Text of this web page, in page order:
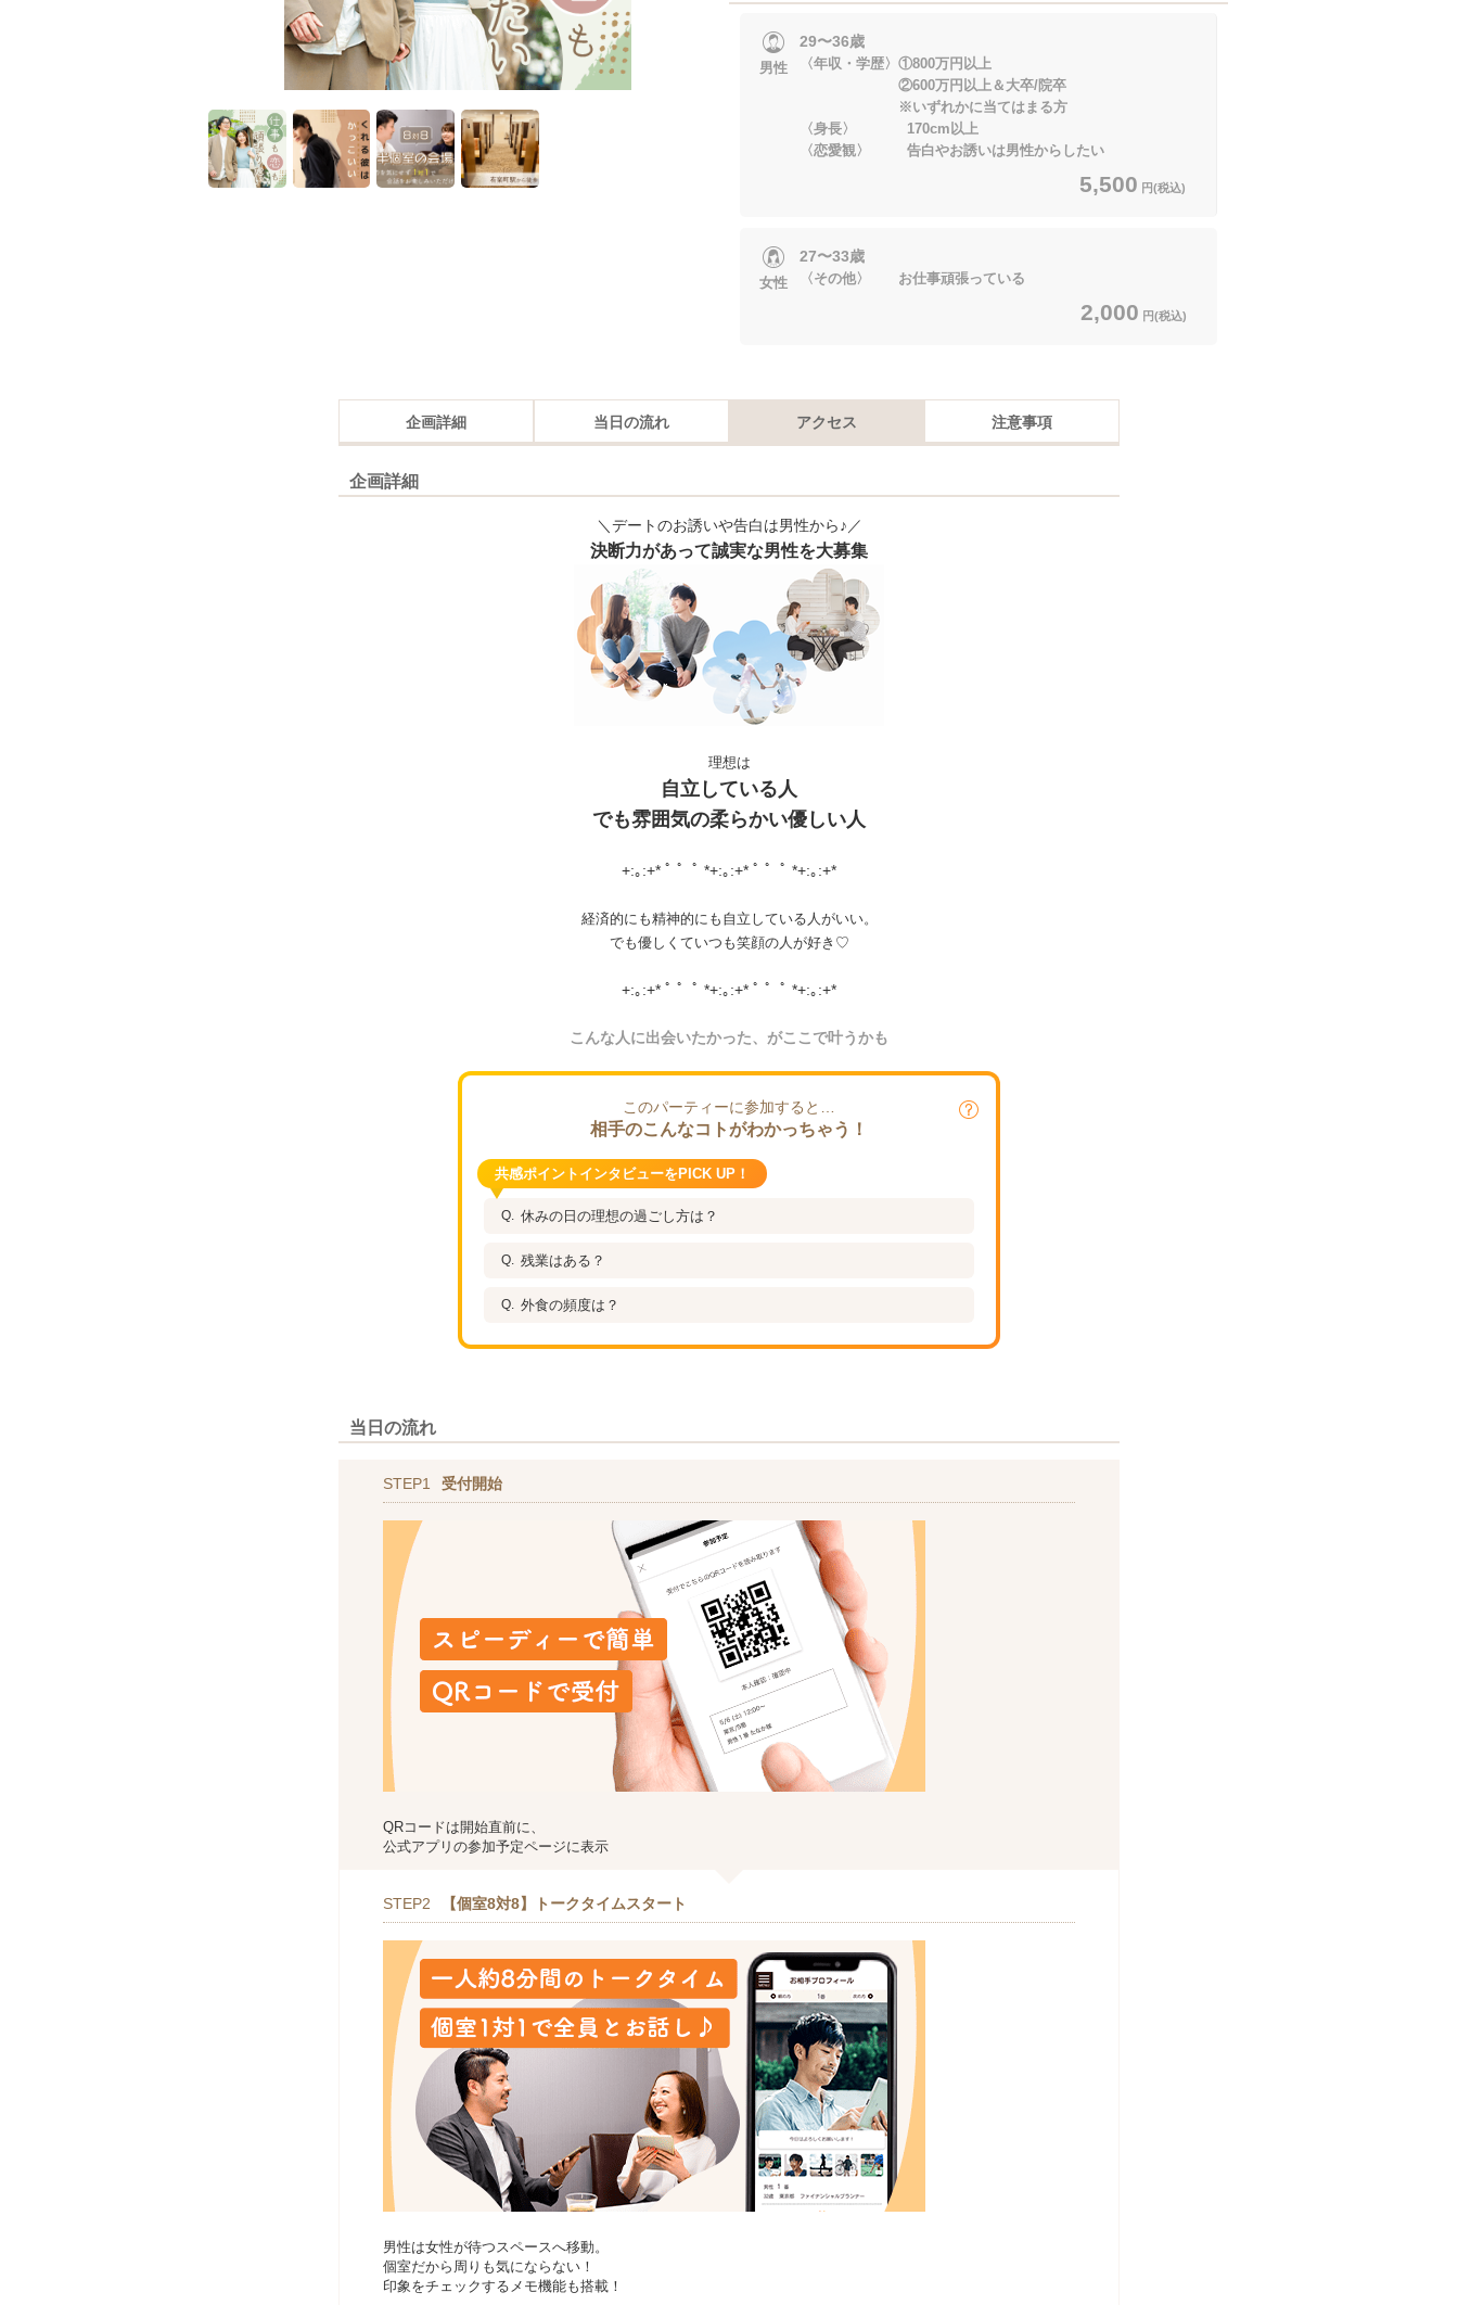
男性
29〜36歳
〈年収・学歴〉①800万円以上
②600万円以上＆大卒/院卒
※いずれかに当てはまる方
〈身長〉 170cm以上
〈恋愛観〉 告白やお誘いは男性からしたい
5,500 円(税込)
女性
27〜33歳
〈その他〉 お仕事頑張っている
2,000 円(税込)
企画詳細 当日の流れ アクセス 注意事項
企画詳細
＼デートのお誘いや告白は男性から♪／
決断力があって誠実な男性を大募集
理想は
自立している人
でも雰囲気の柔らかい優しい人
+:｡:+* ﾟ ゜ﾟ *+:｡:+* ﾟ ゜ﾟ *+:｡:+*
経済的にも精神的にも自立している人がいい。
でも優しくていつも笑顔の人が好き♡
+:｡:+* ﾟ ゜ﾟ *+:｡:+* ﾟ ゜ﾟ *+:｡:+*
こんな人に出会いたかった、がここで叶うかも
このパーティーに参加すると…
相手のこんなコトがわかっちゃう！
共感ポイントインタビューをPICK UP！
休みの日の理想の過ごし方は？
残業はある？
外食の頻度は？
当日の流れ
STEP1 受付開始
QRコードは開始直前に、
公式アプリの参加予定ページに表示
STEP2 【個室8対8】トークタイムスタート
男性は女性が待つスペースへ移動。
個室だから周りも気にならない！
印象をチェックするメモ機能も搭載！